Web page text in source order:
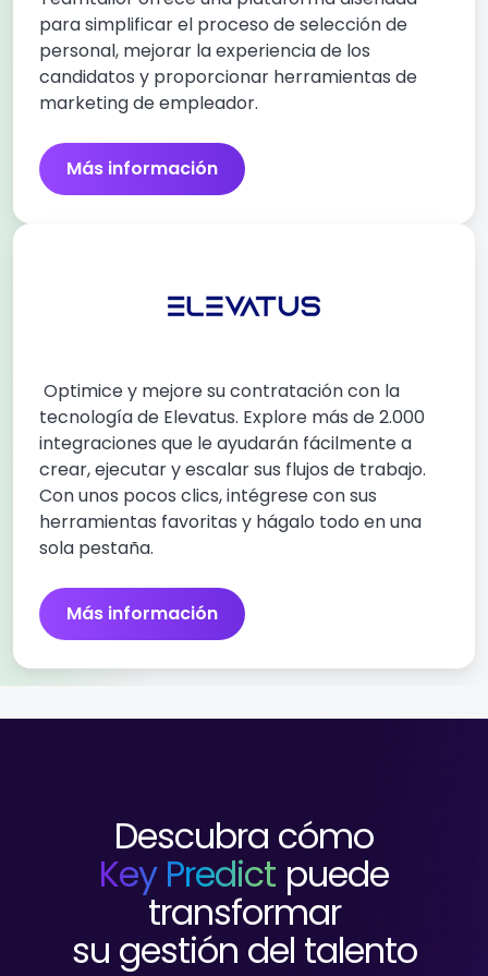
para simplificar el proceso de selección de
personal, mejorar la experiencia de los
candidatos y proporcionar herramientas de
marketing de empleador.
Más información
Optimice y mejore su contratación con la
tecnología de Elevatus. Explore más de 2.000
integraciones que le ayudarán fácilmente a
crear, ejecutar y escalar sus flujos de trabajo.
Con unos pocos clics, intégrese con sus
herramientas favoritas y hágalo todo en una
sola pestaña.
Más información
Descubra cómo
Key Predict puede
transformar
su gestión del talento